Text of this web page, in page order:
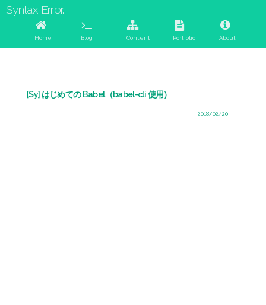
Syntax Error.
Home Blog Content Portfolio About
[Sy] はじめての Babel（babel-cli 使用）
2018/02/20